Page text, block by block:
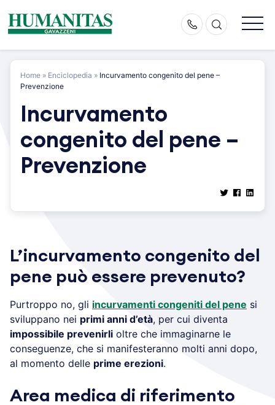
content
Home » Enciclopedia » Incurvamento congenito del pene –
Prevenzione
Incurvamento
congenito del pene –
Prevenzione
L’incurvamento congenito del
pene può essere prevenuto?
Purtroppo no, gli incurvamenti congeniti del pene si
sviluppano nei primi anni d’età, per cui diventa
impossibile prevenirli oltre che immaginarne le
conseguenze, che si manifesteranno molti anni dopo,
al momento delle prime erezioni.
Area medica di riferimento